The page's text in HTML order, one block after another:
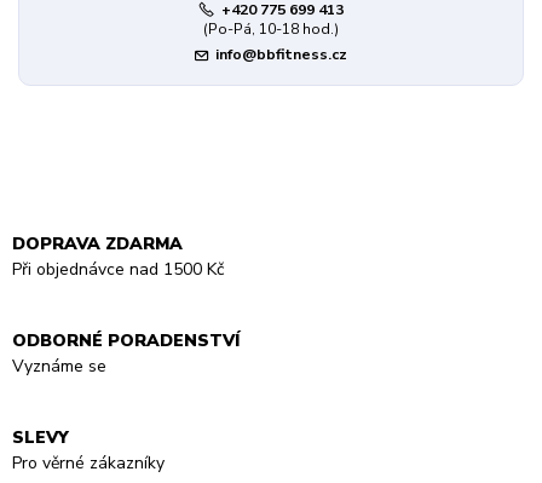
+420 775 699 413
(Po-Pá, 10-18 hod.)
info@bbfitness.cz
DOPRAVA ZDARMA
Při objednávce nad 1500 Kč
ODBORNÉ PORADENSTVÍ
Vyznáme se
SLEVY
Pro věrné zákazníky